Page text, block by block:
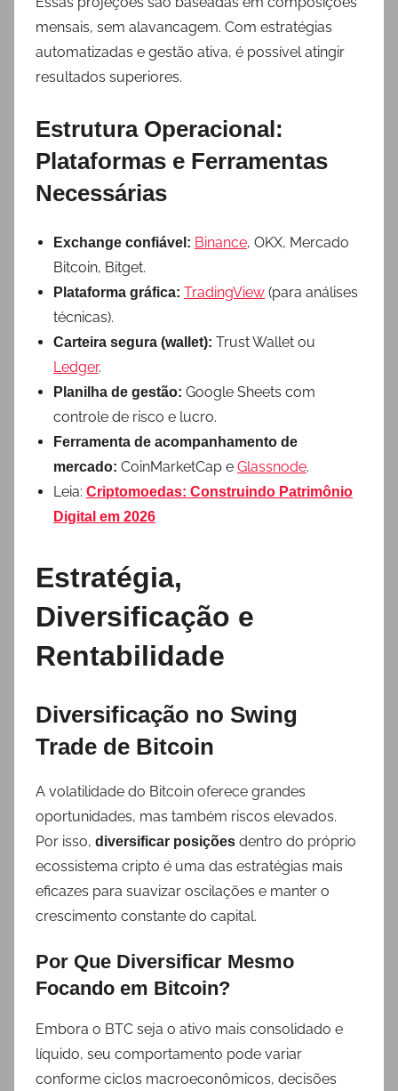
mensais, sem alavancagem. Com estratégias
automatizadas e gestão ativa, é possível atingir
resultados superiores.
Estrutura Operacional:
Plataformas e Ferramentas
Necessárias
Exchange confiável: Binance, OKX, Mercado
Bitcoin, Bitget.
Plataforma gráfica: TradingView (para análises
técnicas).
Carteira segura (wallet): Trust Wallet ou
Ledger.
Planilha de gestão: Google Sheets com
controle de risco e lucro.
Ferramenta de acompanhamento de
mercado: CoinMarketCap e Glassnode.
Leia: Criptomoedas: Construindo Patrimônio
Digital em 2026
Estratégia,
Diversificação e
Rentabilidade
Diversificação no Swing
Trade de Bitcoin
A volatilidade do Bitcoin oferece grandes
oportunidades, mas também riscos elevados.
Por isso, diversificar posições dentro do próprio
ecossistema cripto é uma das estratégias mais
eficazes para suavizar oscilações e manter o
crescimento constante do capital.
Por Que Diversificar Mesmo
Focando em Bitcoin?
Embora o BTC seja o ativo mais consolidado e
líquido, seu comportamento pode variar
conforme ciclos macroeconômicos, decisões